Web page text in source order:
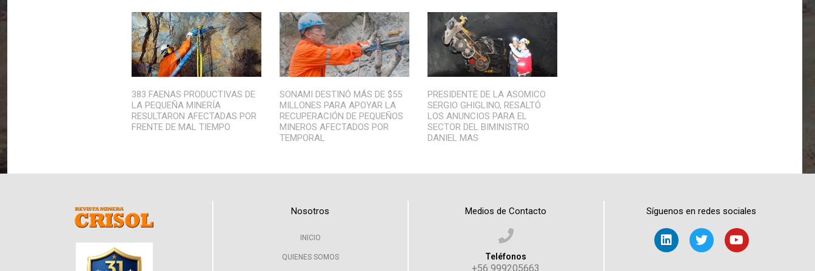
383 FAENAS PRODUCTIVAS DE
LA PEQUEÑA MINERÍA
RESULTARON AFECTADAS POR
FRENTE DE MAL TIEMPO
SONAMI DESTINÓ MÁS DE $55
MILLONES PARA APOYAR LA
RECUPERACIÓN DE PEQUEÑOS
MINEROS AFECTADOS POR
TEMPORAL
PRESIDENTE DE LA ASOMICO
SERGIO GHIGLINO, RESALTÓ
LOS ANUNCIOS PARA EL
SECTOR DEL BIMINISTRO
DANIEL MAS
Nosotros
INICIO
QUIENES SOMOS
Medios de Contacto
Teléfonos
+56 999205663
Síguenos en redes sociales